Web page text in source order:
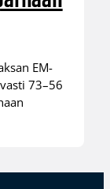
EM-
73–56